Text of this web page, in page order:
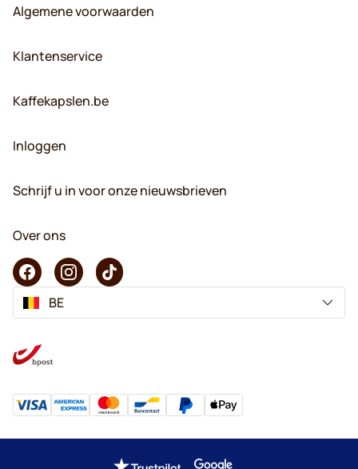
Algemene voorwaarden
Klantenservice
Kaffekapslen.be
Inloggen
Schrijf u in voor onze nieuwsbrieven
Over ons
BE